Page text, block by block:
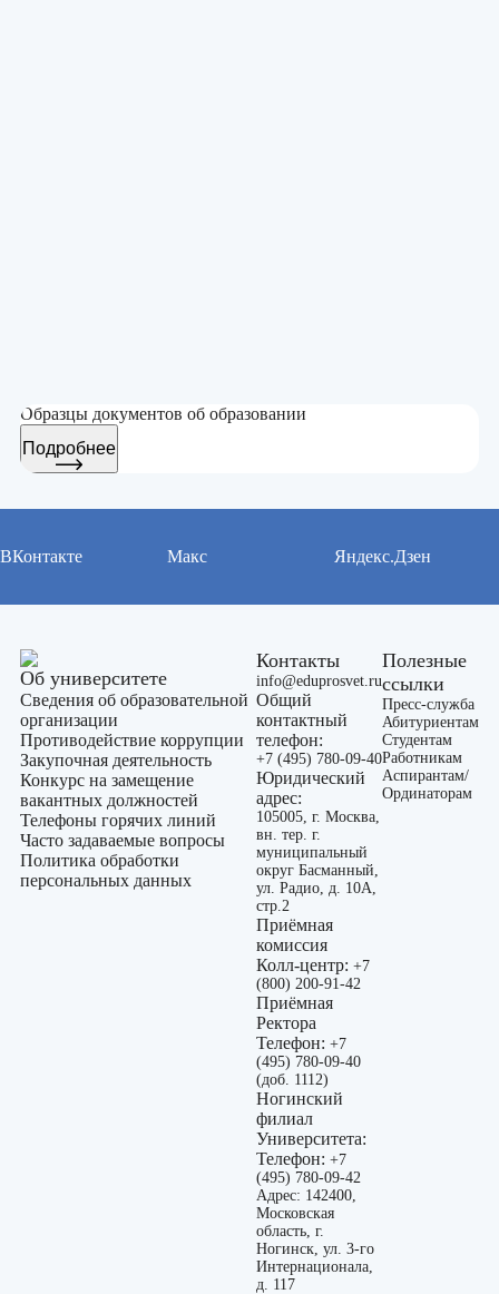
Образцы документов об образовании
Подробнее
ВКонтакте Макс Яндекс.Дзен
Об университете
Сведения об образовательной
организации
Противодействие коррупции
Закупочная деятельность
Конкурс на замещение
вакантных должностей
Телефоны горячих линий
Часто задаваемые вопросы
Политика обработки
персональных данных
Контакты
info@eduprosvet.ru
Общий
контактный
телефон:
+7 (495) 780-09-40
Юридический
адрес:
105005, г. Москва,
вн. тер. г.
муниципальный
округ Басманный,
ул. Радио, д. 10А,
стр.2
Приёмная
комиссия
Колл-центр: +7
(800) 200-91-42
Приёмная
Ректора
Телефон: +7
(495) 780-09-40
(доб. 1112)
Ногинский
филиал
Университета:
Телефон: +7
(495) 780-09-42
Адрес: 142400,
Московская
область, г.
Ногинск, ул. 3-го
Интернационала,
д. 117
Полезные
ссылки
Пресс-служба
Абитуриентам
Студентам
Работникам
Аспирантам/
Ординаторам